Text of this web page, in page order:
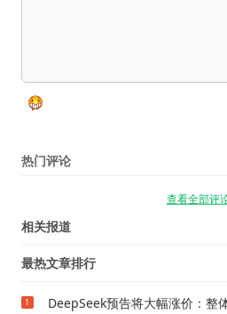
热门评论
查看全部评
相关报道
最热文章排行
1 DeepSeek预告将大幅涨价：整